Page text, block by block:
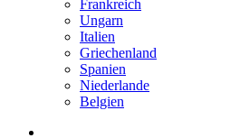
Frankreich
Ungarn
Italien
Griechenland
Spanien
Niederlande
Belgien